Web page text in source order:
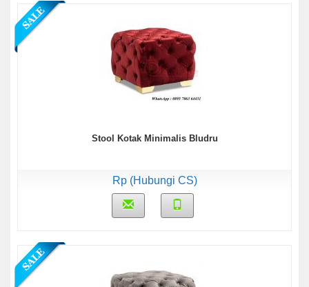
Stool Kotak Minimalis Bludru
Rp (Hubungi CS)